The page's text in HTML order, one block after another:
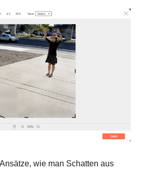
wie man Schatten aus